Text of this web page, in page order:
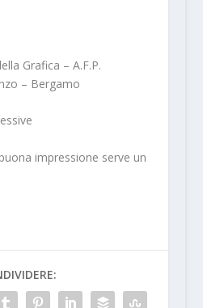
Grafica – A.F.P.
– Bergamo
impressione serve un